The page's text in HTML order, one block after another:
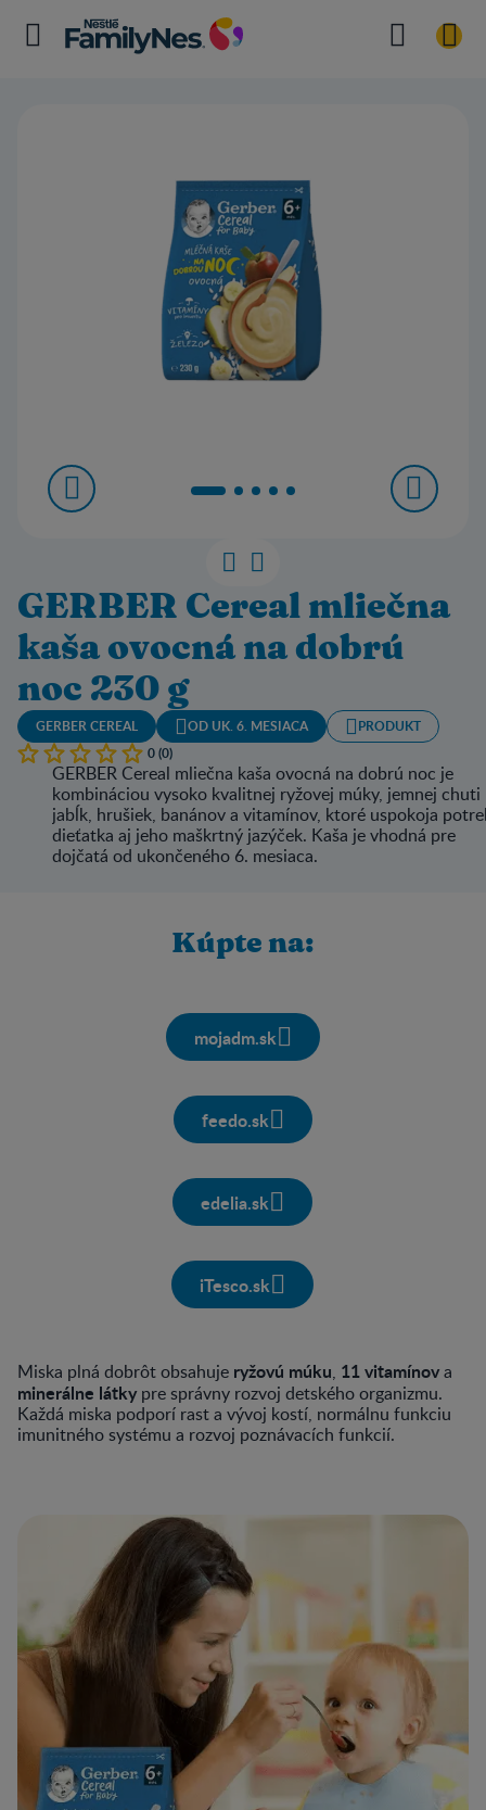
GERBER Cereal mliečna
kaša ovocná na dobrú
noc 230 g
GERBER CEREAL OD UK. 6. MESIACA
PRODUKT
0 (0)
GERBER Cereal mliečna kaša ovocná na dobrú noc je
kombináciou vysoko kvalitnej ryžovej múky, jemnej chuti
jabĺk, hrušiek, banánov a vitamínov, ktoré uspokoja
dieťatka aj jeho maškrtný jazýček. Kaša je vhodná pre
dojčatá od ukončeného 6. mesiaca.
Kúpte na:
mojadm.sk
feedo.sk
edelia.sk
iTesco.sk
Miska plná dobrôt obsahuje ryžovú múku, 11 vitamínova
minerálne látkypre správny rozvoj detského organizmu.
Každá miska podporí rast a vývoj kostí, normálnu funkciu
imunitného systému a rozvoj poznávacích funkcií.